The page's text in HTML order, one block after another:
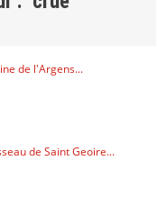
de l'Argens...
de Saint Geoire...